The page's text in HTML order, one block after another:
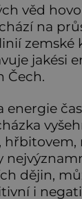
věd
na
zemské
jakési
Čech.
energie
hřbitovem,
dějin,
i